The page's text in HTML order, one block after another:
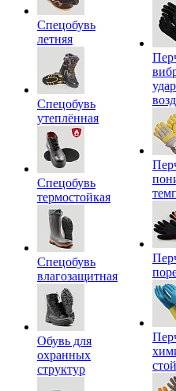
Спецобувь
летняя
Спецобувь
утеплённая
Спецобувь
термостойкая
Спецобувь
влагозащитная
Обувь для
охранных
структур